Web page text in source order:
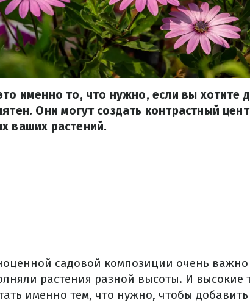
именно то, что нужно, если вы хотите
Они могут создать контрастный
ваших растений.
садовой композиции очень важно
растения разной высоты. И высокие
именно тем, что нужно, чтобы